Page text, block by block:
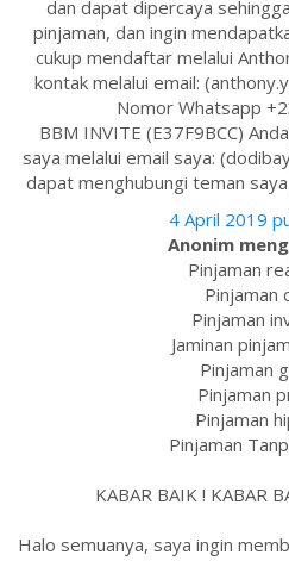
dan dapat dipercaya
pinjaman, dan ingin
cukup mendaftar melalui
kontak melalui email:
Nomor Whatsapp
BBM INVITE (E37F9BCC)
saya melalui email saya:
dapat menghubungi teman
4 April 2019
Anonim
Pinjaman
Pinjaman
Pinjaman
Jaminan
Pinjaman
Pinjaman
Pinjaman
Pinjaman
KABAR BAIK ! KABAR
Halo semuanya, saya ingin